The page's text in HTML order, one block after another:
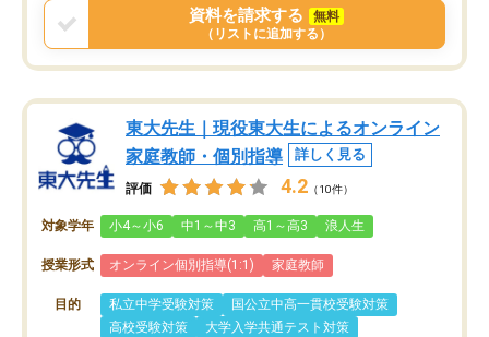
資料を請求する
無料
（リストに追加する）
東大先生｜現役東大生によるオンライン
家庭教師・個別指導
詳しく見る
評価 4.2 （10件）
対象学年 小4～小6 中1～中3 高1～高3 浪人生
授業形式 オンライン個別指導(1:1) 家庭教師
目的 私立中学受験対策
国公立中高一貫校受験対策
高校受験対策
大学入学共通テスト対策